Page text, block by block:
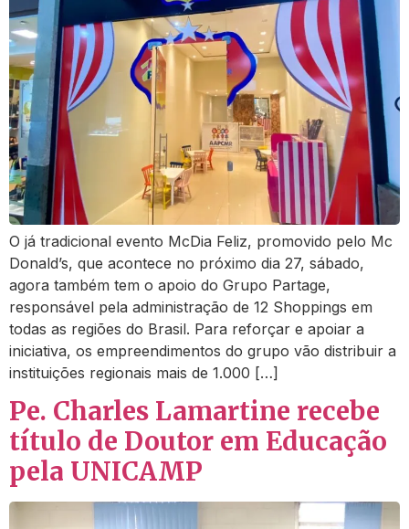
O já tradicional evento McDia Feliz, promovido pelo Mc
Donald’s, que acontece no próximo dia 27, sábado,
agora também tem o apoio do Grupo Partage,
responsável pela administração de 12 Shoppings em
todas as regiões do Brasil. Para reforçar e apoiar a
iniciativa, os empreendimentos do grupo vão distribuir a
instituições regionais mais de 1.000 […]
Pe. Charles Lamartine recebe
título de Doutor em Educação
pela UNICAMP